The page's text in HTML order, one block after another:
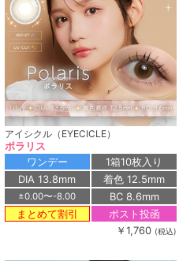
アイシクル（EYECICLE）
ポラリス
ワンデー
1箱10枚入り
DIA 13.8mm
着色 12.5mm
±0.00〜-8.00
BC 8.6mm
まとめて割引
ポスト投函
￥1,760 (税込)